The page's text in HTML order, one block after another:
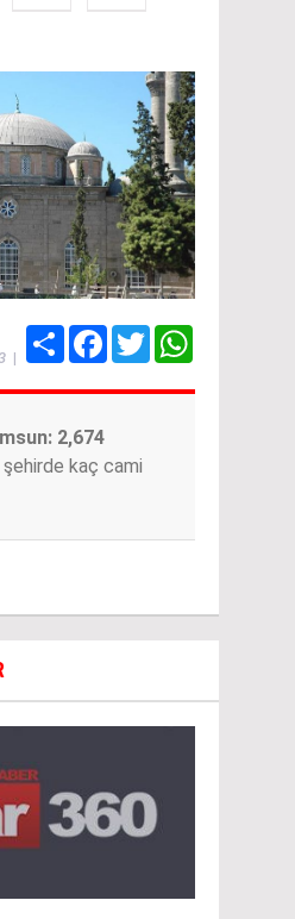
|
Share FacebookTwitter
2,674
şehirde kaç cami